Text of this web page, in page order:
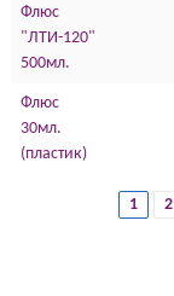
Флюс
"ЛТИ-120"
500мл.
Флюс
30мл.
(пластик)
Страницы
1 2